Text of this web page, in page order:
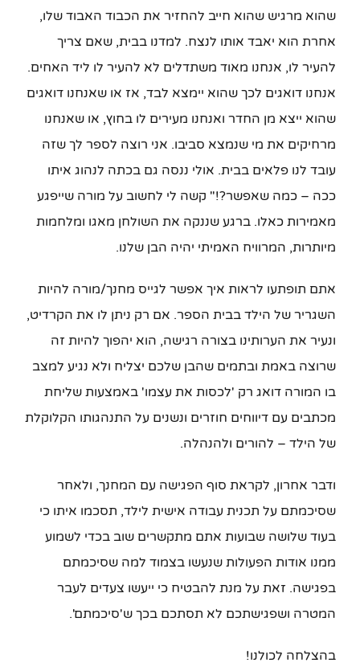
שהוא מרגיש שהוא חייב להחזיר את הכבוד האבוד שלו,
אחרת הוא יאבד אותו לנצח. למדנו בבית, שאם צריך
להעיר לו, אנחנו מאוד משתדלים לא להעיר לו ליד האחים.
אנחנו דואגים לכך שהוא יימצא לבד, אז או שאנחנו דואגים
שהוא ייצא מן החדר ואנחנו מעירים לו בחוץ, או שאנחנו
מרחיקים את מי שנמצא סביבו. אני רוצה לספר לך שזה
עובד לנו פלאים בבית. אולי ננסה גם בכתה לנהוג איתו
ככה – כמה שאפשר?!" קשה לי לחשוב על מורה שייפגע
מאמירות כאלו. ברגע שננקה את השולחן מאגו ומלחמות
מיותרות, המרוויח האמיתי יהיה הבן שלנו.
אתם תופתעו לראות איך אפשר לגייס מחנך/מורה להיות
השגריר של הילד בבית הספר. אם רק ניתן לו את הקרדיט,
ונעיר את הערותינו בצורה רגישה, הוא יהפוך להיות זה
שרוצה באמת ובתמים שהבן שלכם יצליח ולא נגיע למצב
בו המורה דואג רק 'לכסות את עצמו' באמצעות שליחת
מכתבים עם דיווחים חוזרים ונשנים על התנהגותו הקלוקלת
של הילד – להורים ולהנהלה.
ודבר אחרון, לקראת סוף הפגישה עם המחנך, ולאחר
שסיכמתם על תכנית עבודה אישית לילד, תסכמו איתו כי
בעוד שלושה שבועות אתם מתקשרים שוב בכדי לשמוע
ממנו אודות הפעולות שנעשו בצמוד למה שסיכמתם
בפגישה. זאת על מנת להבטיח כי ייעשו צעדים לעבר
המטרה ושפגישתכם לא תסתכם בכך ש'סיכמתם'.
בהצלחה לכולנו!